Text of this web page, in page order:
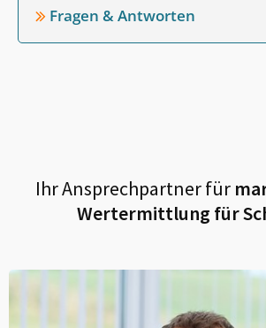
Fragen & Antworten
Ihr Ansprechpartner für
Wertermittlung für